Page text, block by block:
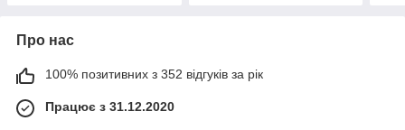
Про нас
100% позитивних з 352 відгуків за рік
Працює з 31.12.2020